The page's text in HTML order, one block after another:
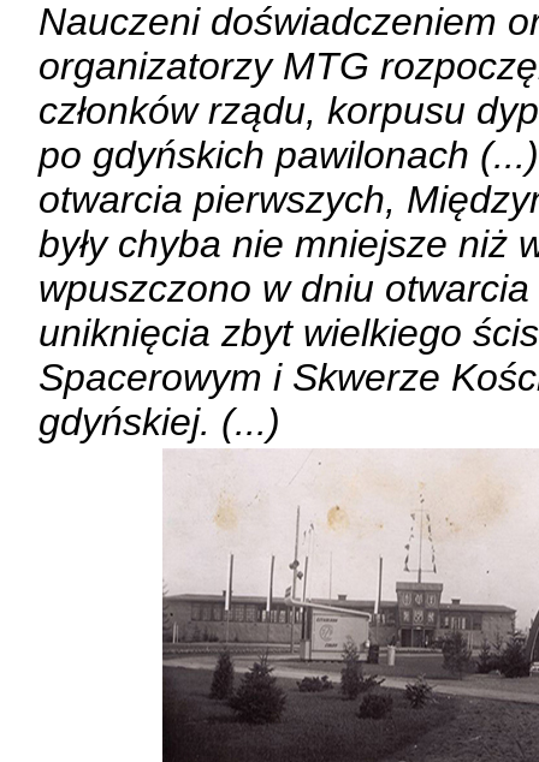
Nauczeni doświadczeniem
organizatorzy MTG
członków rządu, korpusu
po gdyńskich pawilonach
otwarcia pierwszych,
były chyba nie mniejsze niż
wpuszczono w dniu
uniknięcia zbyt wielkiego
Spacerowym i Skwerze
gdyńskiej. (...)